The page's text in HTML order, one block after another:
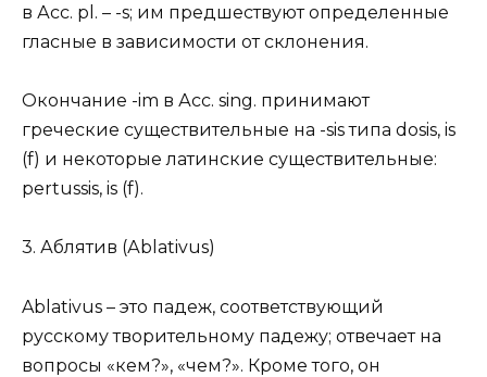
в Асc. pl. – -s; им предшествуют определенные
гласные в зависимости от склонения.
Окончание -im в Асc. sing. принимают
греческие существительные на -sis типа dosis, is
(f) и некоторые латинские существительные:
pertussis, is (f).
3. Аблятив (Аblativus)
Ablativus – это падеж, соответствующий
русскому творительному падежу; отвечает на
вопросы «кем?», «чем?». Кроме того, он